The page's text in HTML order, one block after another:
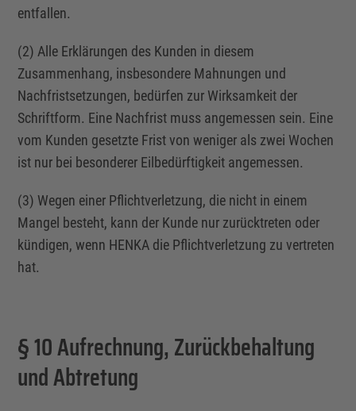
entfallen.
(2) Alle Erklärungen des Kunden in diesem
Zusammenhang, insbesondere Mahnungen und
Nachfristsetzungen, bedürfen zur Wirksamkeit der
Schriftform. Eine Nachfrist muss angemessen sein. Eine
vom Kunden gesetzte Frist von weniger als zwei Wochen
ist nur bei besonderer Eilbedürftigkeit angemessen.
(3) Wegen einer Pflichtverletzung, die nicht in einem
Mangel besteht, kann der Kunde nur zurücktreten oder
kündigen, wenn HENKA die Pflichtverletzung zu vertreten
hat.
§ 10 Aufrechnung, Zurückbehaltung
und Abtretung